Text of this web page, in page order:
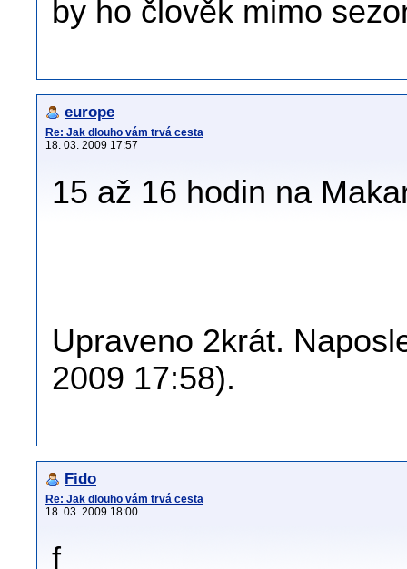
by ho člověk mimo
europe
Re: Jak dlouho vám trvá cesta
18. 03. 2009 17:57
15 až 16 hodin na
Upraveno 2krát.
2009 17:58).
Fido
Re: Jak dlouho vám trvá cesta
18. 03. 2009 18:00
f